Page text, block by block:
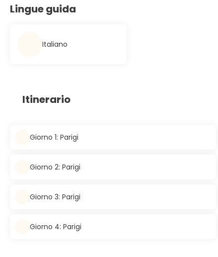
Lingue guida
Italiano
Itinerario
Giorno 1: Parigi
Giorno 2: Parigi
Giorno 3: Parigi
Giorno 4: Parigi